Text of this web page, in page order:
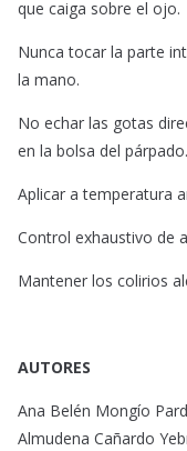
que caiga sobre el ojo.
Nunca tocar la parte
la mano.
No echar las gotas
en la bolsa del párpado.
Aplicar a temperatura
Control exhaustivo de
Mantener los colirios
AUTORES
Ana Belén Mongío
Almudena Cañardo